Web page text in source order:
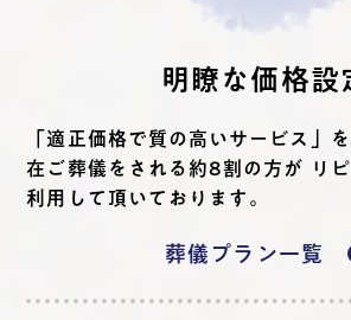
明瞭な価格設
「適正価格で質の高いサービス」
在ご葬儀をされる約8割の方が リ
利用して頂いております。
葬儀プラン一覧